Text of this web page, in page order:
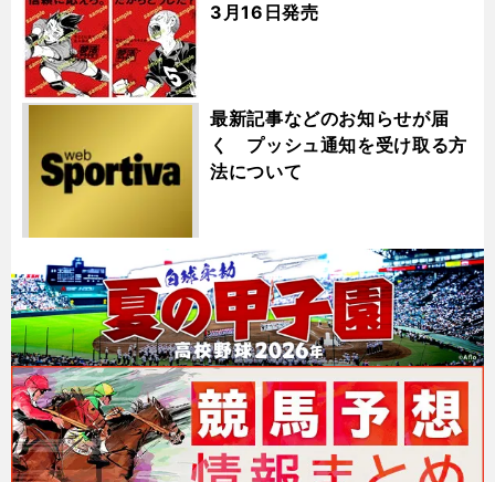
3月16日発売
最新記事などのお知らせが届
く プッシュ通知を受け取る方
法について